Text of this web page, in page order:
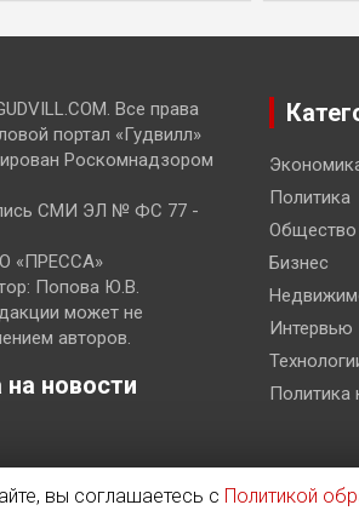
Все права
портал «Гудвилл»
Роскомнадзором
СМИ ЭЛ № ФС 77 -
«ПРЕССА»
Попова Ю.В.
может не
авторов.
новости
Политика
Общество
Бизнес
Интервью
Политика
вы соглашаетесь с Политикой